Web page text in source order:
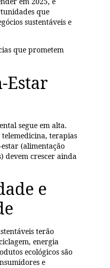
que
sustentáveis e
que prometem
Estar
segue em alta.
terapias
(alimentação
devem crescer ainda
e
terão
energia
ecológicos são
e